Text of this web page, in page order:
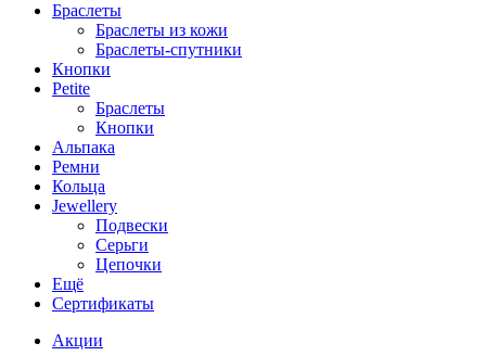
Браслеты
Браслеты из кожи
Браслеты-спутники
Кнопки
Petite
Браслеты
Кнопки
Альпака
Ремни
Кольца
Jewellery
Подвески
Серьги
Цепочки
Ещё
Сертификаты
Акции